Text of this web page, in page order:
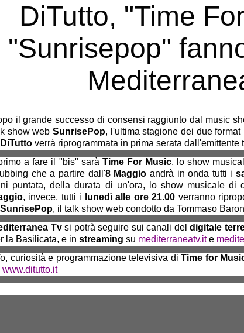
DiTutto, "Time
"Sunrisepop"
il grande successo di consensi raggiunto dal music
show web SunrisePop, l'ultima stagione dei due
DiTutto verrà riprogrammata in prima serata dall'emittente
a fare il "bis" sarà Time For Music, lo show
che a partire dall'8 Maggio andrà in onda tutti i
puntata, della durata di un'ora, lo show musicale di
, invece, tutti i lunedì alle ore 21.00 verranno
SunrisePop, il talk show web condotto da Tommaso
Tvsi potrà seguire suicanali deldigitale
la Basilicata, e in streaming su mediterraneatv.ite
curiosità e programmazione televisiva diTime for
www.ditutto.it